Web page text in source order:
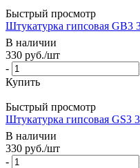
Быстрый просмотр
Штукатурка гипсовая GB3
В наличии
330 руб./шт
-
Купить
Быстрый просмотр
Штукатурка гипсовая GS3
В наличии
330 руб./шт
-